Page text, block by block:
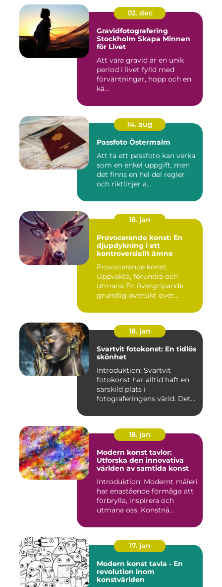
02. dec
Gravidfotografering
Stockholm Skapa Minnen
för Livet
Att vara gravid är en unik
period i livet fylld med
förväntningar, hopp och en
kä...
14. aug
Passfoto Östermalm
Att ta ett passfoto kan verka
som en enkel uppgift, men
det finns en hel del regler
och riktlinjer a...
18. jan
Provocerande konst: En
djupdykning i ett
kontroversiellt ämne
Provocerande konst:
Uppvakta, förundra och
utmana En övergripande,
grundlig översikt över
18. jan
Svartvit fotokonst: En tidlös
skönhet
Introduktion: Svartvit
fotokonst har alltid haft en
särskild plats i
fotograferingens värld. Det
18. jan
Modern konst tavlor:
Utforska den innovativa
världen av samtida konst
Introduktion: Modernt måleri
har enastående förmåga att
förbrylla, inspirera och
utmana oss. Konstnä...
17. jan
Modern konst tavla - En
revolution inom
konstvärlden